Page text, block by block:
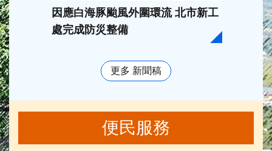
因應白海豚颱風外圍環流 北市新工
處完成防災整備
臺北
2026
獎，
更多 新聞稿
便民服務